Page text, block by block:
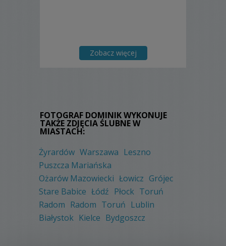
Zobacz więcej
FOTOGRAF DOMINIK WYKONUJE
TAKŻE ZDJĘCIA ŚLUBNE W
MIASTACH:
Żyrardów Warszawa Leszno
Puszcza Mariańska
Ożarów Mazowiecki Łowicz Grójec
Stare Babice Łódź Płock Toruń
Radom Radom Toruń Lublin
Białystok Kielce Bydgoszcz